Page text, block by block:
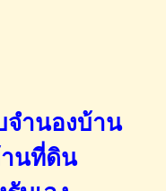
จำนองบ้าน
นที่ดิน